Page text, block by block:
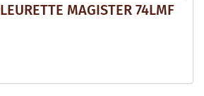
MAGISTER 74LMF